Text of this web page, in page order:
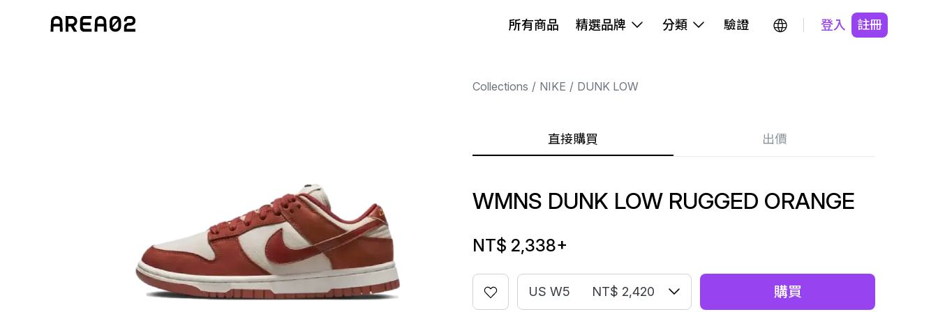
所有商品 精選品牌 分類 驗證 登入 註冊
Collections NIKE DUNK LOW
直接購買 出價
WMNS DUNK LOW RUGGED ORANGE
NT$ 2,338+
US W5 NT$ 2,420 購買